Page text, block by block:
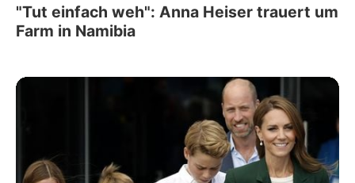
"Tut einfach weh": Anna Heiser trauert um
Farm in Namibia